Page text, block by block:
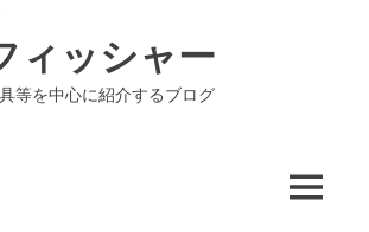
ィッシャー
等を中心に紹介するブログ
MENU